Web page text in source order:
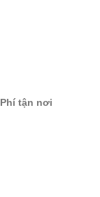
tận nơi